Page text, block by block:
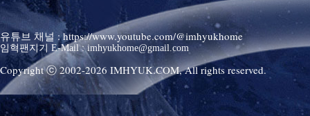
유튜브 채널 : https://www.youtube.com/@imhyukhome
임혁팬지기 E-Mail : imhyukhome@gmail.com
Copyright ⓒ 2002-2026 IMHYUK.COM,All rights reserved.